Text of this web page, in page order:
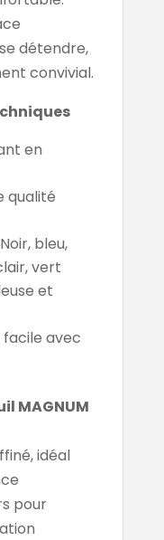
détendre,
convivial.
en
qualité
bleu,
vert
et
avec
MAGNUM
idéal
pour